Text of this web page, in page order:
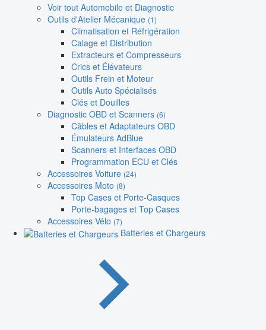
Voir tout Automobile et Diagnostic
Outils d'Atelier Mécanique (1)
Climatisation et Réfrigération
Calage et Distribution
Extracteurs et Compresseurs
Crics et Élévateurs
Outils Frein et Moteur
Outils Auto Spécialisés
Clés et Douilles
Diagnostic OBD et Scanners (6)
Câbles et Adaptateurs OBD
Émulateurs AdBlue
Scanners et Interfaces OBD
Programmation ECU et Clés
Accessoires Voiture (24)
Accessoires Moto (8)
Top Cases et Porte-Casques
Porte-bagages et Top Cases
Accessoires Vélo (7)
Batteries et Chargeurs